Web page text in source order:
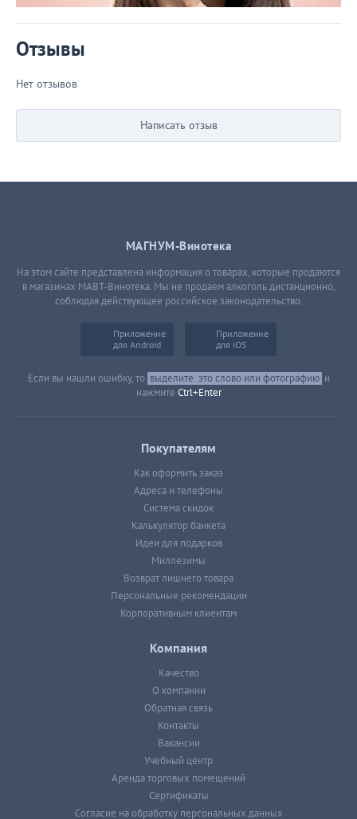
Отзывы
Нет отзывов
Написать отзыв
МАГНУМ-Винотека
На этом сайте представлена информация о товарах, которые продаются
в магазинах МАВТ-Винотека. Мы не продаем алкоголь дистанционно,
соблюдая действующее российское законодательство.
Приложение
для Android
Приложение
для iOS
Если вы нашли ошибку, то выделите это слово или фотографию и
нажмите Ctrl+Enter
Покупателям
Как оформить заказ
Адреса и телефоны
Система скидок
Калькулятор банкета
Идеи для подарков
Миллезимы
Возврат лишнего товара
Персональные рекомендации
Корпоративным клиентам
Компания
Качество
О компании
Обратная связь
Контакты
Вакансии
Учебный центр
Аренда торговых помещений
Сертификаты
Согласие на обработку персональных данных